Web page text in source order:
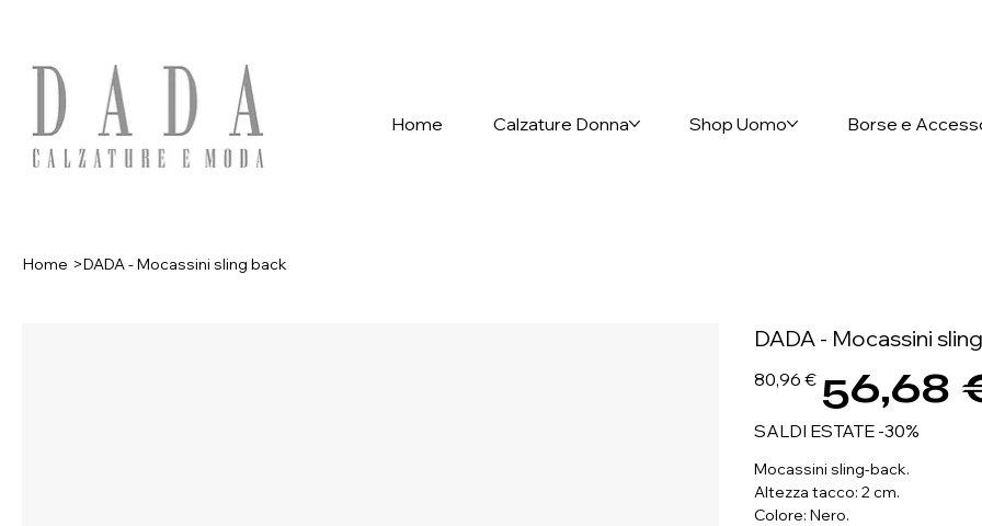
Home Calzature Donna Shop Uomo Borse e
Home >DADA - Mocassini sling back
DADA - Mocassini
Prezzo
originale
80,96 €
scontato
56,68
SALDI ESTATE -30%
Mocassini sling-back.
Altezza tacco: 2 cm.
Colore: Nero.